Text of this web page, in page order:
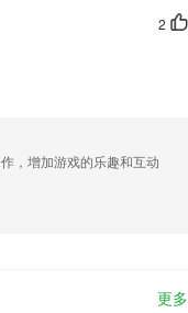
2
，增加游戏的乐趣和互动
更多